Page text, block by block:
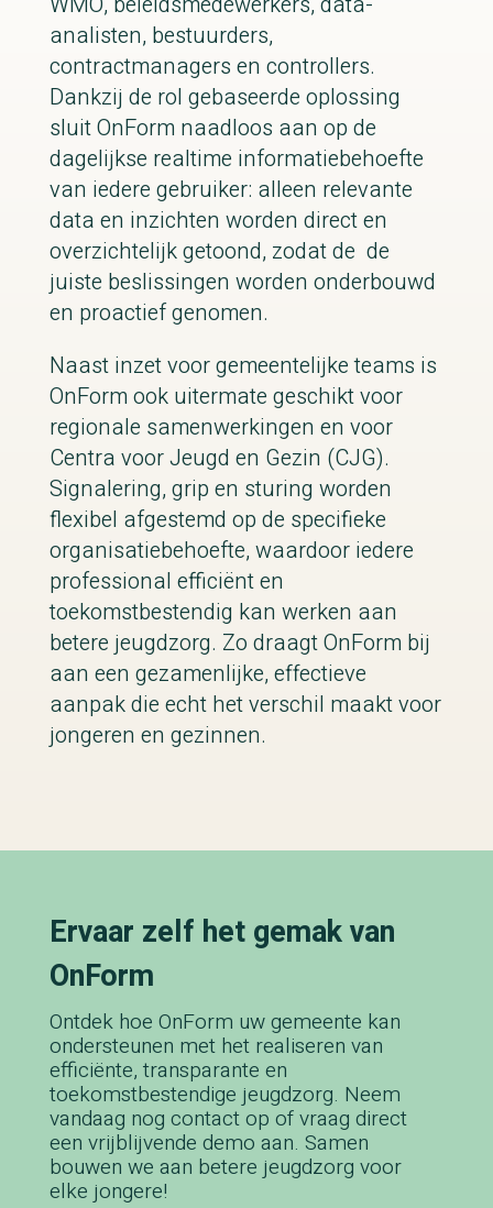
analisten, bestuurders,
contractmanagers en controllers.
Dankzij de rol gebaseerde oplossing
sluit OnForm naadloos aan op de
dagelijkse realtime informatiebehoefte
van iedere gebruiker: alleen relevante
data en inzichten worden direct en
overzichtelijk getoond, zodat de de
juiste beslissingen worden onderbouwd
en proactief genomen.
Naast inzet voor gemeentelijke teams is
OnForm ook uitermate geschikt voor
regionale samenwerkingen en voor
Centra voor Jeugd en Gezin (CJG).
Signalering, grip en sturing worden
flexibel afgestemd op de specifieke
organisatiebehoefte, waardoor iedere
professional efficiënt en
toekomstbestendig kan werken aan
betere jeugdzorg. Zo draagt OnForm bij
aan een gezamenlijke, effectieve
aanpak die echt het verschil maakt voor
jongeren en gezinnen.
Ervaar zelf het gemak van
OnForm
Ontdek hoe OnForm uw gemeente kan
ondersteunen met het realiseren van
efficiënte, transparante en
toekomstbestendige jeugdzorg. Neem
vandaag nog contact op of vraag direct
een vrijblijvende demo aan. Samen
bouwen we aan betere jeugdzorg voor
elke jongere!